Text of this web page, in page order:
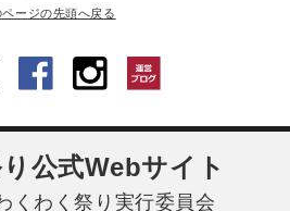
ページの先頭へ戻る
公式Webサイト
くわく祭り実行委員会